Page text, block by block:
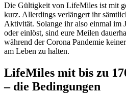
Die Gültigkeit von LifeMiles ist mit
kurz. Allerdings verlängert ihr
Aktivität. Solange ihr also einmal im
oder einlöst, sind eure Meilen
während der Corona Pandemie
am Leben zu halten.
LifeMiles mit bis zu
– die Bedingungen